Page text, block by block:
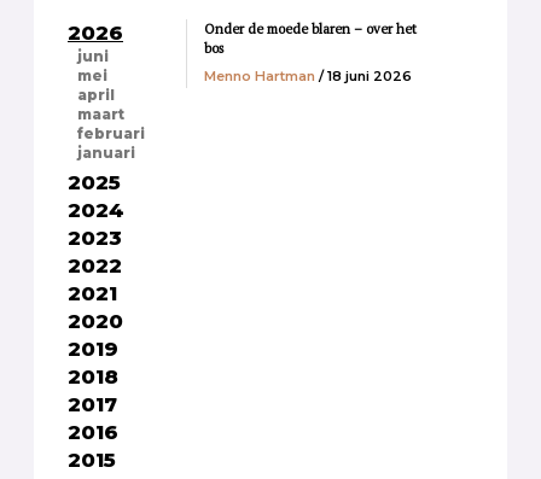
2026
juni
mei
april
maart
februari
januari
2025
2024
2023
2022
2021
2020
2019
2018
2017
2016
2015
Onder de moede blaren – over het
bos
Menno Hartman / 18 juni 2026